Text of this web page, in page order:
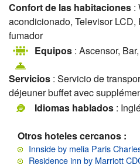
Confort de las habitaciones :
acondicionado, Televisor
fumador
Equipos : Ascensor,
Servicios : Servicio de
déjeuner buffet avec
Idiomas hablados :
Otros hoteles cercanos :
Innside by melia Paris
Residence inn by Marriott